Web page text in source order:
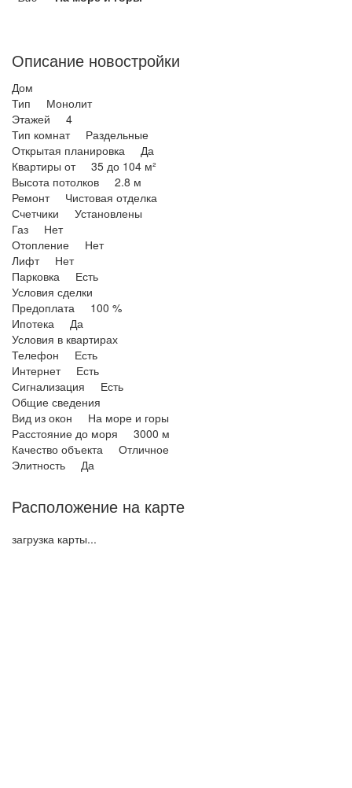
Описание новостройки
Дом
Тип Монолит
Этажей 4
Тип комнат Раздельные
Открытая планировка Да
Квартиры от 35 до 104 м²
Высота потолков 2.8 м
Ремонт Чистовая отделка
Счетчики Установлены
Газ Нет
Отопление Нет
Лифт Нет
Парковка Есть
Условия сделки
Предоплата 100 %
Ипотека Да
Условия в квартирах
Телефон Есть
Интернет Есть
Сигнализация Есть
Общие сведения
Вид из окон На море и горы
Расстояние до моря 3000 м
Качество объекта Отличное
Элитность Да
Расположение на карте
загрузка карты...